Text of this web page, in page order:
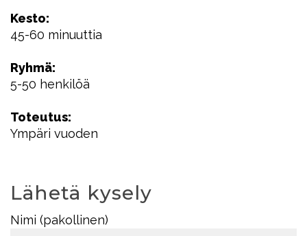
Kesto:
45-60 minuuttia
Ryhmä:
5-50 henkilöä
Toteutus:
Ympäri vuoden
Lähetä kysely
Nimi (pakollinen)